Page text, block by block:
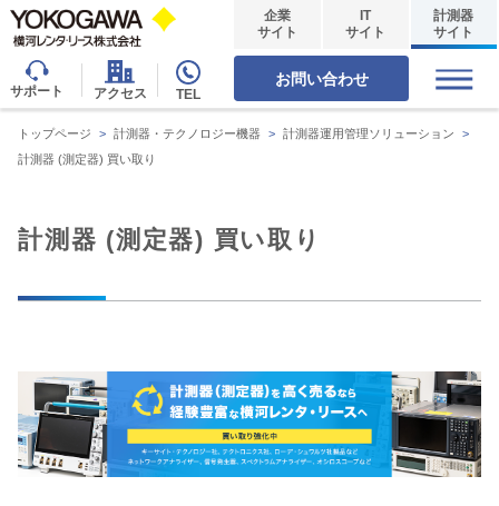
サポート アクセス TEL
企業
サイト
IT
サイト
計測器
サイト
お問い合わせ
トップページ > 計測器・テクノロジー機器 > 計測器運用管理ソリューション
>
計測器 (測定器) 買い取り
計測器 (測定器) 買い取り